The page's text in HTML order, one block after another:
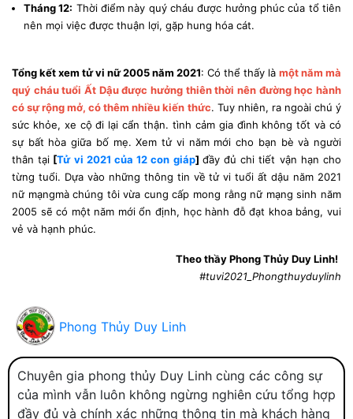
Tháng 12: Thời điểm này quý cháu được hưởng phúc của tổ tiên
nên mọi việc được thuận lợi, gặp hung hóa cát.
Tổng kết xem tử vi nữ 2005 năm 2021: Có thể thấy là một năm mà
quý cháu tuổi Ất Dậu được hưởng thiên thời nên đường học hành
có sự rộng mở, có thêm nhiều kiến thức. Tuy nhiên, ra ngoài chú ý
sức khỏe, xe cộ đi lại cẩn thận. tình cảm gia đình không tốt và có
sự bất hòa giữa bố mẹ. Xem tử vi năm mới cho bạn bè và người
thân tại [Tử vi 2021 của 12 con giáp] đầy đủ chi tiết vận hạn cho
từng tuổi. Dựa vào những thông tin về tử vi tuổi ất dậu năm 2021
nữ mạngmà chúng tôi vừa cung cấp mong rằng nữ mạng sinh năm
2005 sẽ có một năm mới ổn định, học hành đỗ đạt khoa bảng, vui
vẻ và hạnh phúc.
Theo thầy Phong Thủy Duy Linh!
#tuvi2021_Phongthuyduylinh
Phong Thủy Duy Linh
Chuyên gia phong thủy Duy Linh cùng các công sự
của mình vẫn luôn không ngừng nghiên cứu tổng hợp
đầy đủ và chính xác những thông tin mà khách hàng